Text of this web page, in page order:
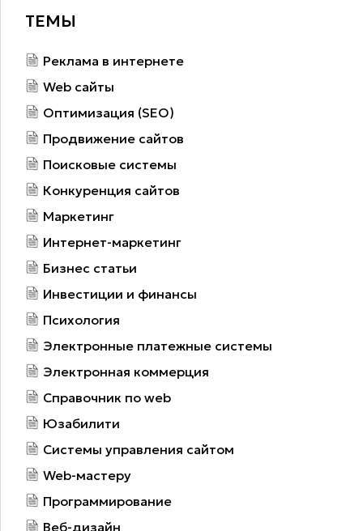
ТЕМЫ
Реклама в интернете
Web сайты
Оптимизация (SEO)
Продвижение сайтов
Поисковые системы
Конкуренция сайтов
Маркетинг
Интернет-маркетинг
Бизнес статьи
Инвестиции и финансы
Психология
Электронные платежные системы
Электронная коммерция
Справочник по web
Юзабилити
Системы управления сайтом
Web-мастеру
Программирование
Веб-дизайн